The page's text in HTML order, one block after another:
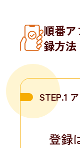
順番ア
録方法
STEP.1
登録